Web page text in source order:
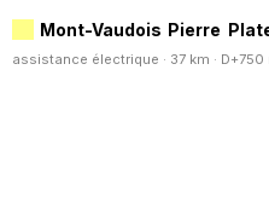
Mont-Vaudois Pierre
assistance électrique · 37 km · D+750